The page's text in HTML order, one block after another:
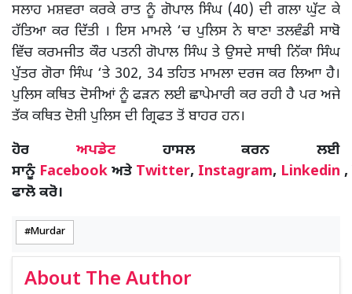
ਸਲਾਹ ਮਸ਼ਵਰਾ ਕਰਕੇ ਰਾਤ ਨੂੰ ਗੋਪਾਲ ਸਿੰਘ (40) ਦੀ ਗਲਾ ਘੁੱਟ ਕੇ
ਹੱਤਿਆ ਕਰ ਦਿੱਤੀ । ਇਸ ਮਾਮਲੇ ‘ਚ ਪੁਲਿਸ ਨੇ ਥਾਣਾ ਤਲਵੰਡੀ ਸਾਬੋ
ਵਿੱਚ ਕਰਮਜੀਤ ਕੌਰ ਪਤਨੀ ਗੋਪਾਲ ਸਿੰਘ ਤੇ ਉਸਦੇ ਸਾਥੀ ਨਿੱਕਾ ਸਿੰਘ
ਪੁੱਤਰ ਗੋਰਾ ਸਿੰਘ ‘ਤੇ 302, 34 ਤਹਿਤ ਮਾਮਲਾ ਦਰਜ ਕਰ ਲਿਆਾ ਹੈ।
ਪੁਲਿਸ ਕਥਿਤ ਦੋਸੀਆਂ ਨੂੰ ਫੜਨ ਲਈ ਛਾਪੇਮਾਰੀ ਕਰ ਰਹੀ ਹੈ ਪਰ ਅਜੇ
ਤੱਕ ਕਥਿਤ ਦੋਸ਼ੀ ਪੁਲਿਸ ਦੀ ਗ੍ਰਿਫਤ ਤੋਂ ਬਾਹਰ ਹਨ।
ਹੋਰ ਅਪਡੇਟਹਾਸਲ ਕਰਨ ਲਈ
ਸਾਨੂੰ Facebook ਅਤੇ Twitter, Instagram, Linkedin ,
ਫਾਲੋ ਕਰੋ।
Murdar
About The Author